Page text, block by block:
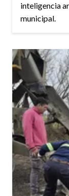
inteligencia
municipal.